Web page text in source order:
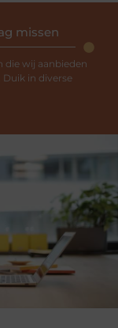
missen
die wij aanbieden
Duik in diverse